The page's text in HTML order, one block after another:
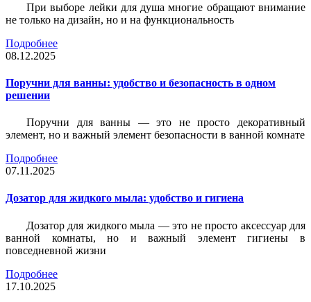
При выборе лейки для душа многие обращают внимание
не только на дизайн, но и на функциональность
Подробнее
08.12.2025
Поручни для ванны: удобство и безопасность в одном
решении
Поручни для ванны — это не просто декоративный
элемент, но и важный элемент безопасности в ванной комнате
Подробнее
07.11.2025
Дозатор для жидкого мыла: удобство и гигиена
Дозатор для жидкого мыла — это не просто аксессуар для
ванной комнаты, но и важный элемент гигиены в
повседневной жизни
Подробнее
17.10.2025